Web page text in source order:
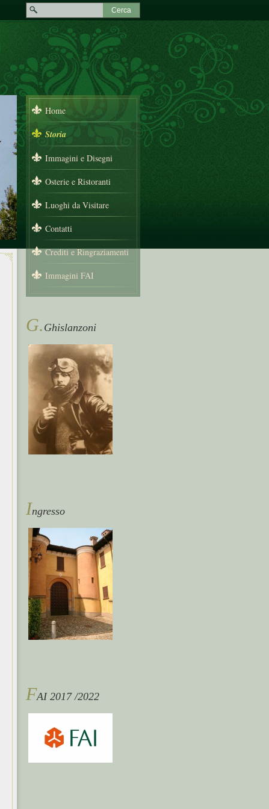
Home
Storia
Immagini e Disegni
Osterie e Ristoranti
Luoghi da Visitare
Contatti
Crediti e Ringraziamenti
Immagini FAI
G. Ghislanzoni
ingresso
FAI 2017 /2022